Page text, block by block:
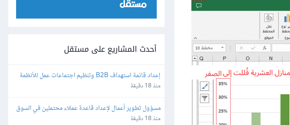
أحدث المشاريع على مستقل
البرمجية
منذ 18 دقيقة
الخليجي
منذ 18 دقيقة